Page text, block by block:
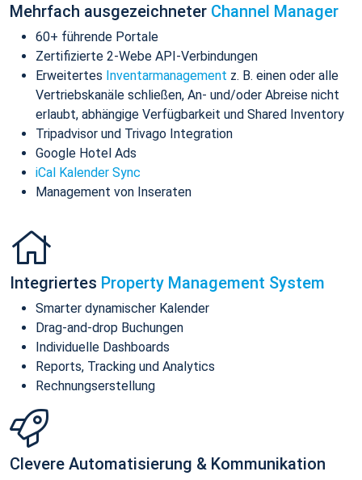
Mehrfach ausgezeichneter Channel Manager
60+ führende Portale
Zertifizierte 2-Webe API-Verbindungen
Erweitertes Inventarmanagement z. B. einen oder alle
Vertriebskanäle schließen, An- und/oder Abreise nicht
erlaubt, abhängige Verfügbarkeit und Shared Inventory
Tripadvisor und Trivago Integration
Google Hotel Ads
iCal Kalender Sync
Management von Inseraten
Integriertes Property Management System
Smarter dynamischer Kalender
Drag-and-drop Buchungen
Individuelle Dashboards
Reports, Tracking und Analytics
Rechnungserstellung
Clevere Automatisierung & Kommunikation